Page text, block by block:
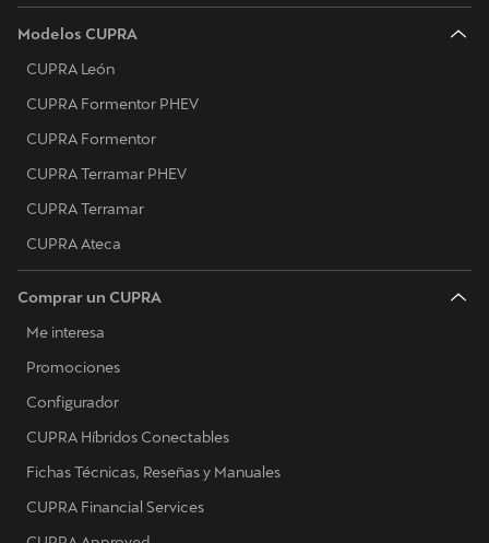
Modelos CUPRA
CUPRA León
CUPRA Formentor PHEV
CUPRA Formentor
CUPRA Terramar PHEV
CUPRA Terramar
CUPRA Ateca
Comprar un CUPRA
Me interesa
Promociones
Configurador
CUPRA Híbridos Conectables
Fichas Técnicas, Reseñas y Manuales
CUPRA Financial Services